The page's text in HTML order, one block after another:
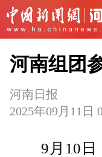
河南组团
河南日报
2025年09月11日
9月10日，